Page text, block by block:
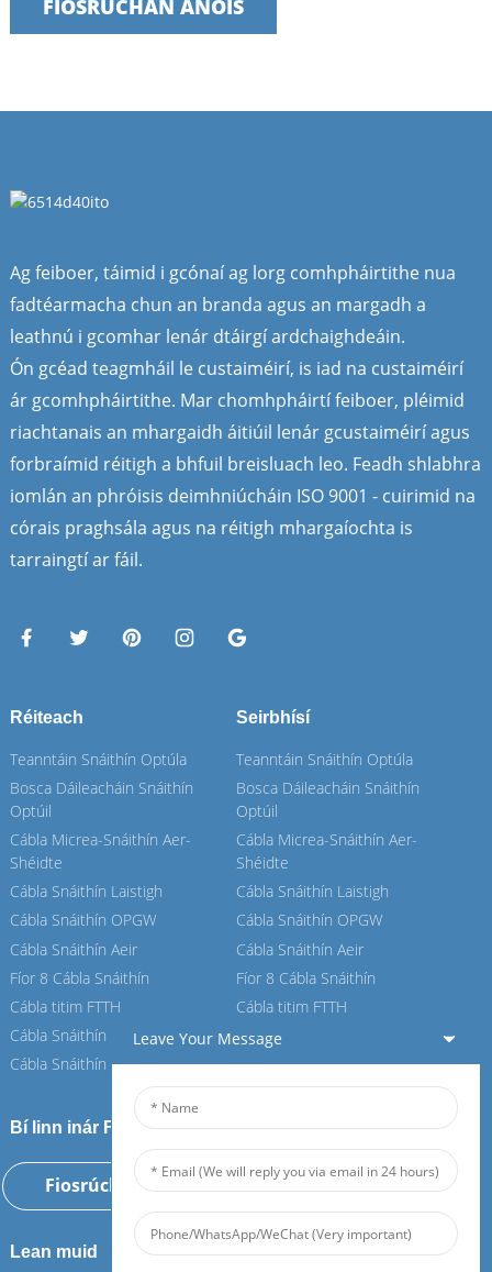
FIOSRÚCHÁN ANOIS
Ag feiboer, táimid i gcónaí ag lorg comhpháirtithe nua
fadtéarmacha chun an branda agus an margadh a
leathnú i gcomhar lenár dtáirgí ardchaighdeáin.
Ón gcéad teagmháil le custaiméirí, is iad na custaiméirí
ár gcomhpháirtithe. Mar chomhpháirtí feiboer, pléimid
riachtanais an mhargaidh áitiúil lenár gcustaiméirí agus
forbraímid réitigh a bhfuil breisluach leo. Feadh shlabhra
iomlán an phróisis deimhniúcháin ISO 9001 - cuirimid na
córais praghsála agus na réitigh mhargaíochta is
tarraingtí ar fáil.
Réiteach
Teanntáin Snáithín Optúla
Bosca Dáileacháin Snáithín
Optúil
Cábla Micrea-Snáithín Aer-
Shéidte
Cábla Snáithín Laistigh
Cábla Snáithín OPGW
Cábla Snáithín Aeir
Fíor 8 Cábla Snáithín
Cábla titim FTTH
Cábla Snáithín ASU
Cábla Snáithín ADSS
Seirbhísí
Teanntáin Snáithín Optúla
Bosca Dáileacháin Snáithín
Optúil
Cábla Micrea-Snáithín Aer-
Shéidte
Cábla Snáithín Laistigh
Cábla Snáithín OPGW
Cábla Snáithín Aeir
Fíor 8 Cábla Snáithín
Cábla titim FTTH
Cábla Snáithín ASU
Cábla Snáithín ADSS
Bí linn inár Feiboer
Fiosrúchán Anois
Lean muid
Leave Your Message